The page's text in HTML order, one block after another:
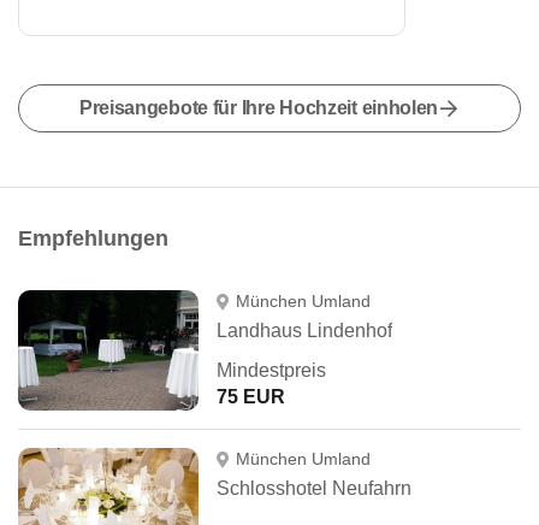
Preisangebote für Ihre Hochzeit einholen
Empfehlungen
München Umland
Landhaus Lindenhof
Mindestpreis
75 EUR
München Umland
Schlosshotel Neufahrn